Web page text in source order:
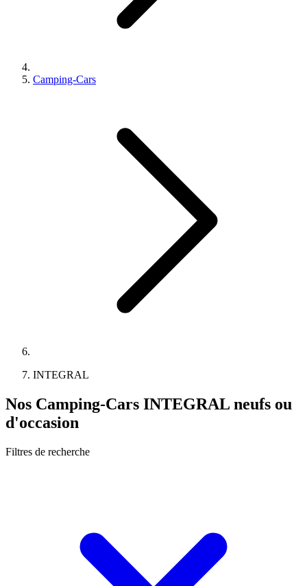
Camping-Cars
INTEGRAL
Nos Camping-Cars INTEGRAL neufs ou
d'occasion
Filtres de recherche